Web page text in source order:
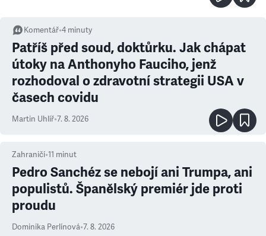
Komentář•4 minuty
Patříš před soud, doktůrku. Jak chápat
útoky na Anthonyho Fauciho, jenž
rozhodoval o zdravotní strategii USA v
časech covidu
Martin Uhlíř•7. 8. 2026
Zahraničí•11 minut
Pedro Sanchéz se nebojí ani Trumpa, ani
populistů. Španělský premiér jde proti
proudu
Dominika Perlínová•7. 8. 2026